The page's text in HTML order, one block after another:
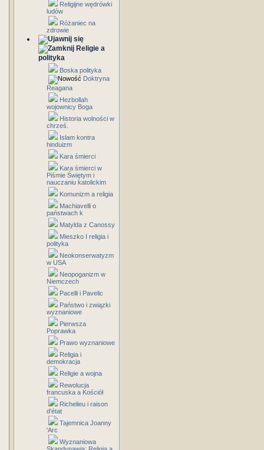
Religijne wędrówki
ludów
Różaniec na
zdrowie
Religie a
polityka
Boska polityka
Doktryna
Reagana
Hezbollah
wojownicy Boga
Historia wolności w
chrześ.
Islam kontra
hinduizm
Kara śmierci
Kara śmierci w
Piśmie Świętym i
nauczaniu katolickim
Komunizm a religia
Machiavelli o
państwach k
Matylda z Canossy
Mieszko I religia i
polityka
Neokonserwatyzm
w USA
Neopoganizm w
Niemczech
Pacelli i Pavelic
Państwo i związki
wyznaniowe
Pierwsza
Poprawka
Prawo wyznaniowe
Religia i
demokracja
Religie a wojna
Rewolucja
francuska a Kościół
Richelieu i raison
d'état
Tajemnica Joanny
'Arc
Wyznaniowa